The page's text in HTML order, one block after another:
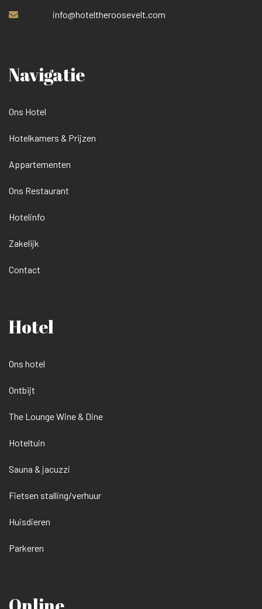
info@hoteltheroosevelt.com
Navigatie
Ons Hotel
Hotelkamers & Prijzen
Appartementen
Ons Restaurant
Hotelinfo
Zakelijk
Contact
Hotel
Ons hotel
Ontbijt
The Lounge Wine & Dine
Hoteltuin
Sauna & jacuzzi
Fietsen stalling/verhuur
Huisdieren
Parkeren